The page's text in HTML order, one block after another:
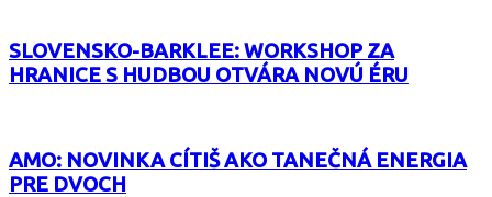
SLOVENSKO-BARKLEE: WORKSHOP ZA
HRANICE S HUDBOU OTVÁRA NOVÚ ÉRU
AMO: NOVINKA CÍTIŠ AKO TANEČNÁ ENERGIA
PRE DVOCH